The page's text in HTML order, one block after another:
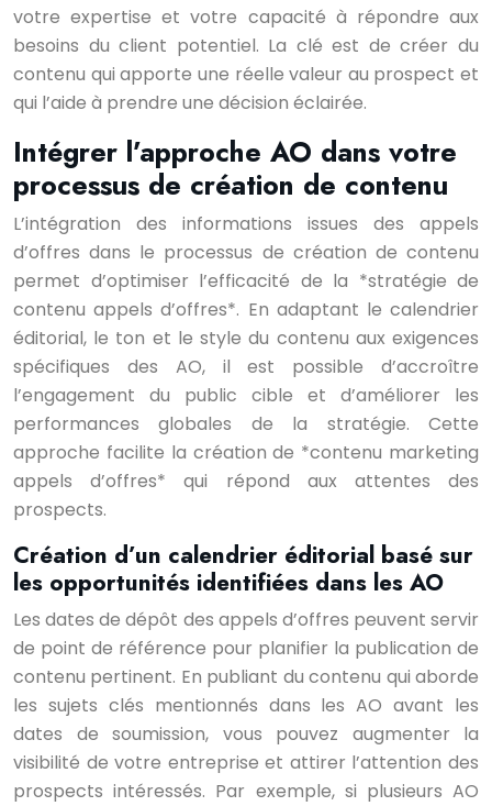
votre expertise et votre capacité à répondre aux
besoins du client potentiel. La clé est de créer du
contenu qui apporte une réelle valeur au prospect et
qui l’aide à prendre une décision éclairée.
Intégrer l’approche AO dans votre
processus de création de contenu
L’intégration des informations issues des appels
d’offres dans le processus de création de contenu
permet d’optimiser l’efficacité de la *stratégie de
contenu appels d’offres*. En adaptant le calendrier
éditorial, le ton et le style du contenu aux exigences
spécifiques des AO, il est possible d’accroître
l’engagement du public cible et d’améliorer les
performances globales de la stratégie. Cette
approche facilite la création de *contenu marketing
appels d’offres* qui répond aux attentes des
prospects.
Création d’un calendrier éditorial basé sur
les opportunités identifiées dans les AO
Les dates de dépôt des appels d’offres peuvent servir
de point de référence pour planifier la publication de
contenu pertinent. En publiant du contenu qui aborde
les sujets clés mentionnés dans les AO avant les
dates de soumission, vous pouvez augmenter la
visibilité de votre entreprise et attirer l’attention des
prospects intéressés. Par exemple, si plusieurs AO